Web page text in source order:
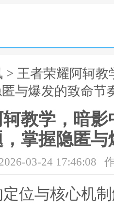
> 王者荣耀阿轲
与爆发的致命节
教学，暗
掌握隐匿
03-24 17:46:08
位与核心机